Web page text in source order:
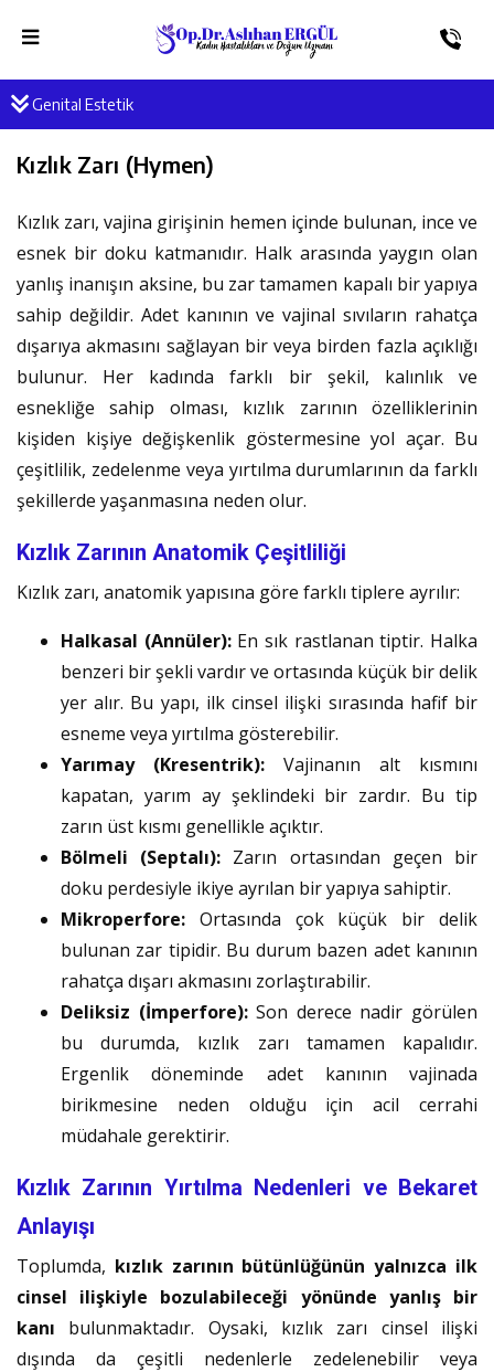
Genital Estetik
Kızlık Zarı (Hymen)
Kızlık zarı, vajina girişinin hemen içinde bulunan, ince ve
esnek bir doku katmanıdır. Halk arasında yaygın olan
yanlış inanışın aksine, bu zar tamamen kapalı bir yapıya
sahip değildir. Adet kanının ve vajinal sıvıların rahatça
dışarıya akmasını sağlayan bir veya birden fazla açıklığı
bulunur. Her kadında farklı bir şekil, kalınlık ve
esnekliğe sahip olması, kızlık zarının özelliklerinin
kişiden kişiye değişkenlik göstermesine yol açar. Bu
çeşitlilik, zedelenme veya yırtılma durumlarının da farklı
şekillerde yaşanmasına neden olur.
Kızlık Zarının Anatomik Çeşitliliği
Kızlık zarı, anatomik yapısına göre farklı tiplere ayrılır:
Halkasal (Annüler):En sık rastlanan tiptir. Halka
benzeri bir şekli vardır ve ortasında küçük bir delik
yer alır. Bu yapı, ilk cinsel ilişki sırasında hafif bir
esneme veya yırtılma gösterebilir.
Yarımay (Kresentrik): Vajinanın alt kısmını
kapatan, yarım ay şeklindeki bir zardır. Bu tip
zarın üst kısmı genellikle açıktır.
Bölmeli (Septalı): Zarın ortasından geçen bir
doku perdesiyle ikiye ayrılan bir yapıya sahiptir.
Mikroperfore: Ortasında çok küçük bir delik
bulunan zar tipidir. Bu durum bazen adet kanının
rahatça dışarı akmasını zorlaştırabilir.
Deliksiz (İmperfore):Son derece nadir görülen
bu durumda, kızlık zarı tamamen kapalıdır.
Ergenlik döneminde adet kanının vajinada
birikmesine neden olduğu için acil cerrahi
müdahale gerektirir.
Kızlık Zarının Yırtılma Nedenleri ve Bekaret
Anlayışı
Toplumda, kızlık zarının bütünlüğünün yalnızca ilk
cinsel ilişkiyle bozulabileceği yönünde yanlış bir
kanı bulunmaktadır. Oysaki, kızlık zarı cinsel ilişki
dışında da çeşitli nedenlerle zedelenebilir veya